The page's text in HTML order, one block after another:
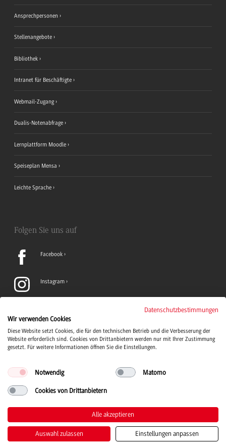
Ansprechpersonen
Stellenangebote
Bibliothek
Intranet für Beschäftigte
Webmail-Zugang
Dualis-Notenabfrage
Lernplattform Moodle
Speiseplan Mensa
Leichte Sprache
Folgen Sie uns auf
Facebook
Instagram
TikTok
© 2026 Duale Hochschule Baden-Württemberg
Kontakt Impressum Barrierefreiheit
Datenschutzbestimmungen
Wir verwenden Cookies
Diese Website setzt Cookies, die für den technischen Betrieb und die Verbesserung der
Website erforderlich sind. Cookies von Drittanbietern werden nur mit Ihrer Zustimmung
gesetzt. Für weitere Informationen öffnen Sie die Einstellungen.
Notwendig Matomo
Cookies von Drittanbietern
Alle akzeptieren
Auswahl zulassen Einstellungen anpassen